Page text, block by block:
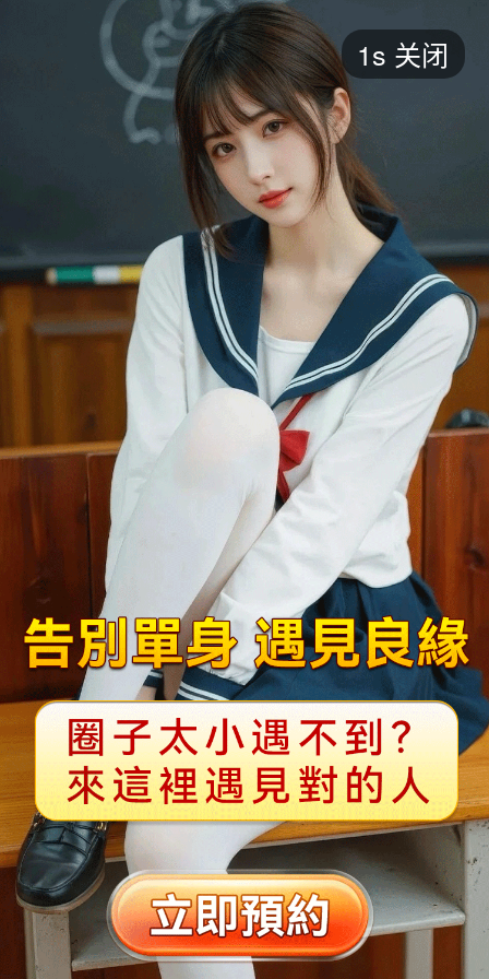
短剧
最热 添加 评分
都市 甜宠 逆袭 玄幻
2025 2024 2023 2022
全部 大陆 香港 台湾 美国 韩国 日本
1s 关闭